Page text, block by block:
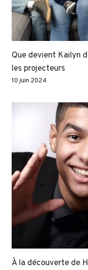
Que devient Kailyn
les projecteurs
10 juin 2024
À la découverte de